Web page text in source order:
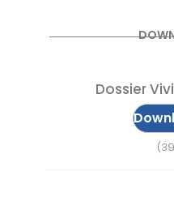
Dossier